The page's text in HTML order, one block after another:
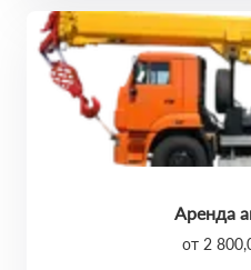
Аренда
от 2